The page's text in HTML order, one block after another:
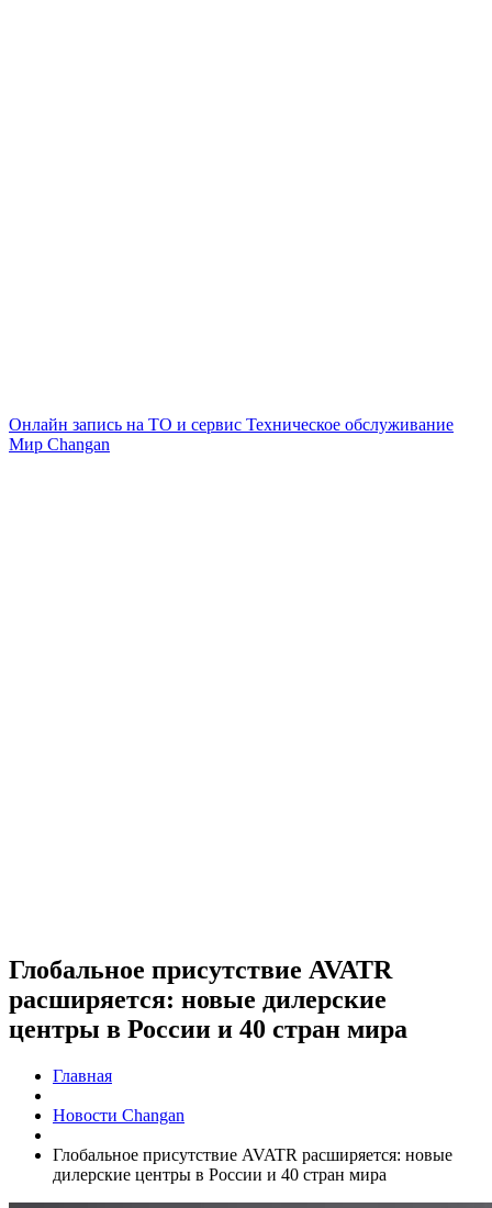
Онлайн запись на ТО и сервис Техническое обслуживание
Мир Changan
Глобальное присутствие AVATR
расширяется: новые дилерские
центры в России и 40 стран мира
Главная
Новости Changan
Глобальное присутствие AVATR расширяется: новые
дилерские центры в России и 40 стран мира